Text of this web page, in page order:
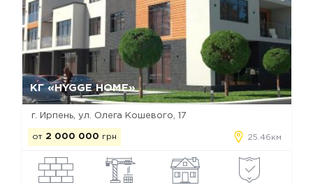
КГ «HYGGE HOME»
г. Ирпень, ул. Олега Кошевого, 17
от 2 000 000 грн 25.46км
Да, удалить Отмена